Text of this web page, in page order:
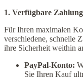
1. Verfügbare
Für Ihren maximalen
verschiedene, schnelle
ihre Sicherheit weithin
PayPal-Konto:
Sie Ihren Kauf